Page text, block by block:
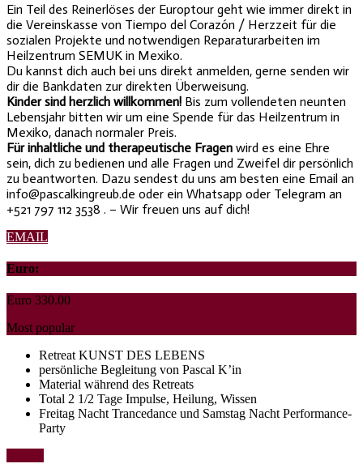
Ein Teil des Reinerlöses der Europtour geht wie immer direkt in
die Vereinskasse von Tiempo del Corazón / Herzzeit für die
sozialen Projekte und notwendigen Reparaturarbeiten im
Heilzentrum SEMUK in Mexiko.
Du kannst dich auch bei uns direkt anmelden, gerne senden wir
dir die Bankdaten zur direkten Überweisung.
Kinder sind herzlich willkommen! Bis zum vollendeten neunten
Lebensjahr bitten wir um eine Spende für das Heilzentrum in
Mexiko, danach normaler Preis.
Für inhaltliche und therapeutische Fragen wird es eine Ehre
sein, dich zu bedienen und alle Fragen und Zweifel dir persönlich
zu beantworten. Dazu sendest du uns am besten eine Email an
info@pascalkingreub.de oder ein Whatsapp oder Telegram an
+521 797 112 3538 . – Wir freuen uns auf dich!
EMAIL
Euro:
Euro 330.00
Most popular
Retreat KUNST DES LEBENS
persönliche Begleitung von Pascal K’in
Material während des Retreats
Total 2 1/2 Tage Impulse, Heilung, Wissen
Freitag Nacht Trancedance und Samstag Nacht Performance-
Party